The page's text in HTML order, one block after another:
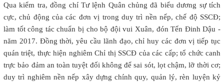
Qua kiểm tra, đồng chí Tư lệnh Quân chủng đã biểu dương sự tích
cực, chủ động của các đơn vị trong duy trì nền nếp, chế độ SSCĐ;
làm tốt công tác chuẩn bị cho bộ đội vui Xuân, đón Tến Đinh Dậu -
năm 2017. Đồng thời, yêu cầu lãnh đạo, chỉ huy các đơn vị tiếp tục
quán triệt, thực hiện nghiêm Chỉ thị SSCĐ của các cấp; tổ chức canh
trực bảo đảm an toàn tuyệt đối không để sai sót, lọt chậm, lỡ thời cơ;
duy trì nghiêm nền nếp xây dựng chính quy, quản lý, rèn luyện kỷ